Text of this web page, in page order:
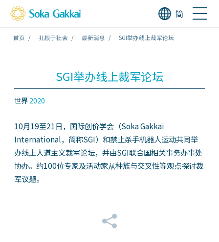
简
首页 扎根于社会 最新消息 SGI举办线上裁军论坛
SGI举办线上裁军论坛
世界2020
10月19至21日，国际创价学会（Soka Gakkai
International，简称SGI）和禁止杀手机器人运动共同举
办线上人道主义裁军论坛，并由SGI联合国相关事务办事处
协办。约100位专家及活动家从种族与交叉性等观点探讨裁
军议题。